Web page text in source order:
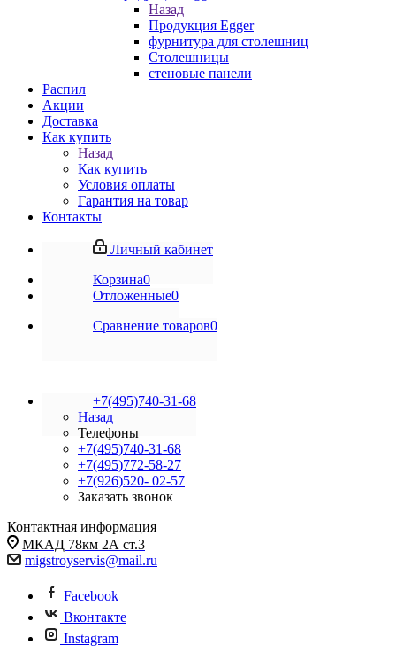
Назад
Продукция Egger
фурнитура для столешниц
Столешницы
стеновые панели
Распил
Акции
Доставка
Как купить
Назад
Как купить
Условия оплаты
Гарантия на товар
Контакты
Личный кабинет
Корзина0
Отложенные0
Сравнение товаров0
+7(495)740-31-68
Назад
Телефоны
+7(495)740-31-68
+7(495)772-58-27
+7(926)520- 02-57
Заказать звонок
Контактная информация
МКАД 78км 2А ст.3
migstroyservis@mail.ru
Facebook
Вконтакте
Instagram